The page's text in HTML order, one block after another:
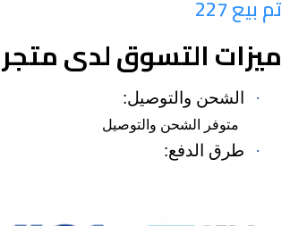
تم بيع 227
ميزات التسوق لدى
· الشحن والتوصيل:
متوفر الشحن والتوصيل
· طرق الدفع: